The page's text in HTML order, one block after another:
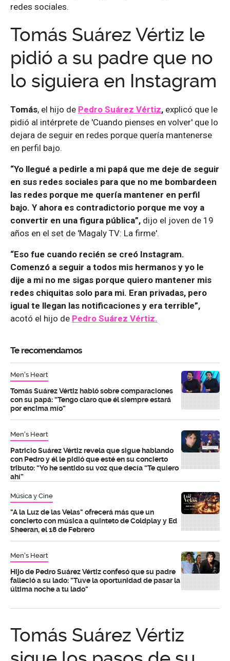
redes sociales.
Tomás Suárez Vértiz le
pidió a su padre que no
lo siguiera en Instagram
Tomás, el hijo de Pedro Suárez Vértiz, explicó que le
pidió al intérprete de 'Cuando pienses en volver' que lo
dejara de seguir en redes porque quería mantenerse
en perfil bajo.
“Yo llegué a pedirle a mi papá que me deje de seguir
en sus redes sociales para que no me bombardeen
las redes porque me quería mantener en perfil
bajo. Y ahora es contradictorio porque me voy a
convertir en una figura pública”, dijo el joven de 19
años en el set de 'Magaly TV: La firme'.
“Eso fue cuando recién se creó Instagram.
Comenzó a seguir a todos mis hermanos y yo le
dije a mi no me sigas porque quiero mantener mis
redes chiquitas solo para mi. Eran privadas, pero
igual te llegan las notificaciones y era terrible”,
acotó el hijo de Pedro Suárez Vértiz.
Te recomendamos
Men's Heart
Tomás Suárez Vértiz habló sobre comparaciones
con su papá: “Tengo claro que él siempre estará
por encima mío”
Men's Heart
Patricio Suárez Vértiz revela que sigue hablando
con Pedro y él le pidió que esté en su concierto
tributo: “Yo he sentido su voz que decía “Te quiero
ahí”
Música y Cine
"A la Luz de las Velas" ofrecerá más que un
concierto con música a quinteto de Coldplay y Ed
Sheeran, el 18 de Febrero
Men's Heart
Hijo de Pedro Suárez Vértiz confesó que su padre
falleció a su lado: "Tuve la oportunidad de pasar la
última noche a tu lado"
Tomás Suárez Vértiz